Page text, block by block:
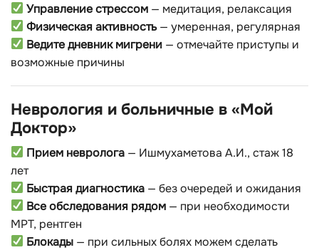
Управление стрессом — медитация, релаксация
Физическая активность— умеренная, регулярная
Ведите дневник мигрени — отмечайте приступы и
возможные причины
Неврология и больничные в «Мой
Доктор»
Прием невролога — Ишмухаметова А.И., стаж 18
лет
Быстрая диагностика — без очередей и ожидания
Все обследования рядом — при необходимости
МРТ, рентген
Блокады — при сильных болях можем сделать